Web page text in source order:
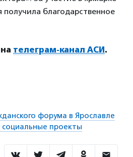
получила благодарственное
телеграм-канал АСИ.
форума в Ярославле
социальные проекты